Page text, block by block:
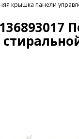
крышка панели